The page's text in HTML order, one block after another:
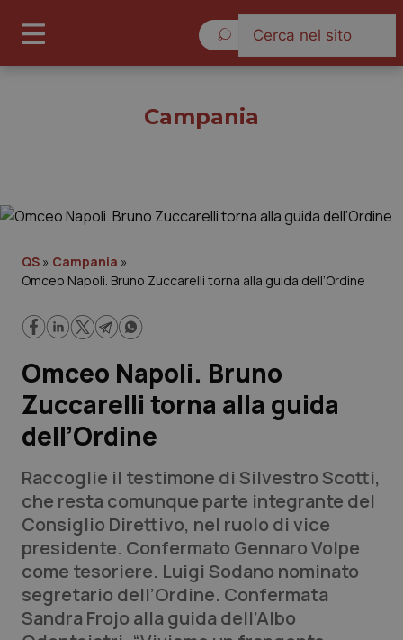
Cronache
Lavoro e Professioni
Scienza e Farmaci
Studi e Analisi
Lettere al direttore
Edizioni Regionali
QS Pro
Campania
QS » Campania »
Omceo Napoli. Bruno Zuccarelli torna alla guida dell’Ordine
Omceo Napoli. Bruno
Zuccarelli torna alla guida
dell’Ordine
Raccoglie il testimone di Silvestro Scotti,
che resta comunque parte integrante del
Consiglio Direttivo, nel ruolo di vice
presidente. Confermato Gennaro Volpe
come tesoriere. Luigi Sodano nominato
segretario dell’Ordine. Confermata
Sandra Frojo alla guida dell’Albo